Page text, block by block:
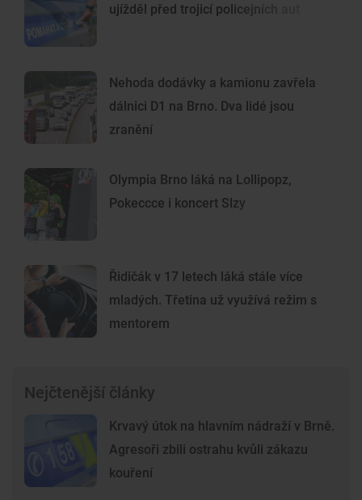
ujížděl před trojicí policejních aut
Nehoda dodávky a kamionu zavřela
dálnici D1 na Brno. Dva lidé jsou
zranění
Olympia Brno láká na Lollipopz,
Pokeccce i koncert Slzy
Řidičák v 17 letech láká stále více
mladých. Třetina už využívá režim s
mentorem
Nejčtenější články
Krvavý útok na hlavním nádraží v Brně.
Agresoři zbili ostrahu kvůli zákazu
kouření